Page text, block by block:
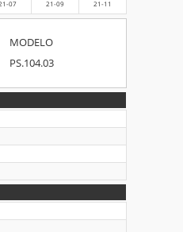
07 21-09 21-11
MODELO
PS.104.03